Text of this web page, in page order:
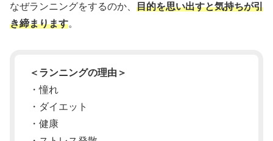
なぜランニングをするのか、 目的を思い出すと気持ちが引
き締まります。
＜ランニングの理由＞
・憧れ
・ダイエット
・健康